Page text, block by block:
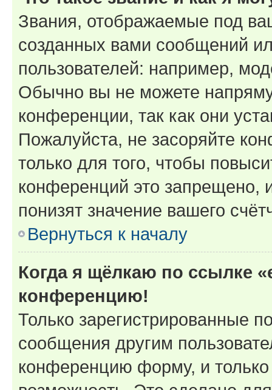
Звания, отображаемые под
созданных вами сообщений
пользователей: например,
Обычно вы не можете
конференции, так как они
Пожалуйста, не засоряйте
только для того, чтобы
конференций это запрещено,
понизят значение вашего
Вернуться к началу
Когда я щёлкаю по ссылке
конференцию!
Только зарегистрированные
сообщения другим
конференцию форму, и